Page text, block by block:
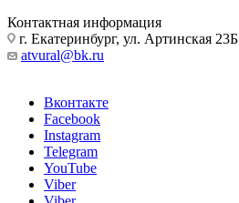
Контактная информация
г. Екатеринбург, ул. Артинская 23Б
atvural@bk.ru
Вконтакте
Facebook
Instagram
Telegram
YouTube
Viber